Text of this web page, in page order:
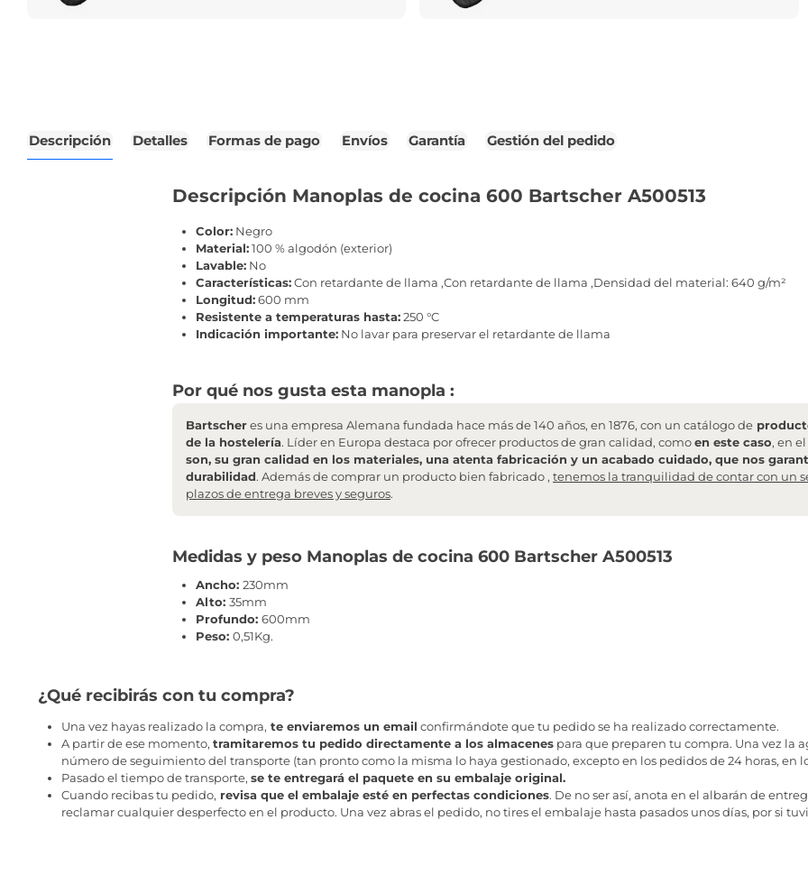
Descripción Detalles Formas de pago Envíos Garantía Gestión del pedido
Descripción Manoplas de cocina 600 Bartscher A500513
Color: Negro
Material:100 % algodón (exterior)
Lavable: No
Características:Con retardante de llama ,Con retardante de llama ,Densidad del material: 640 g/m²
Longitud:600 mm
Resistente a temperaturas hasta:250 °C
Indicación importante: No lavar para preservar el retardante de llama
Por qué nos gusta esta manopla :
Bartscheres una empresa Alemana fundada hace más de 140 años, en 1876, con un catálogo de
de la hostelería. Líder en Europa destaca por ofrecer productos de gran calidad, comoen este caso, en
son, su gran calidad en los materiales, una atenta fabricación y un acabado cuidado, que nos
durabilidad. Además de comprar un producto bien fabricado , tenemos la tranquilidad de contar con un
plazos de entrega breves y seguros.
Medidas y peso Manoplas de cocina 600 Bartscher A500513
Ancho: 230mm
Alto: 35mm
Profundo: 600mm
Peso: 0,51Kg.
¿Qué recibirás con tu compra?
Una vez hayas realizado la compra, te enviaremos un email confirmándote que tu pedido se ha realizado correctamente.
A partir de ese momento, tramitaremos tu pedido directamente a los almacenespara que preparen tu compra. Una vez la
número de seguimiento del transporte (tan pronto como la misma lo haya gestionado, excepto en los pedidos de 24 horas, en
Pasado el tiempo de transporte, se te entregará el paquete en su embalaje original.
Cuando recibas tu pedido, revisa que el embalaje esté en perfectas condiciones. De no ser así, anota en el albarán de
reclamar cualquier desperfecto en el producto. Una vez abras el pedido, no tires el embalaje hasta pasados unos días, por si